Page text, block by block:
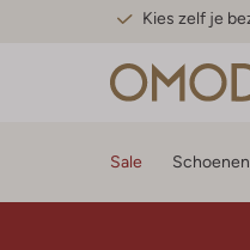
Kies zelf je
Sale Schoenen